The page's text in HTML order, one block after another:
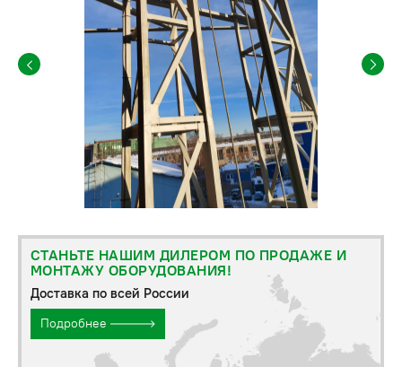
СТАНЬТЕ НАШИМ ДИЛЕРОМ ПО ПРОДАЖЕ И
МОНТАЖУ ОБОРУДОВАНИЯ!
Доставка по всей России
Подробнее